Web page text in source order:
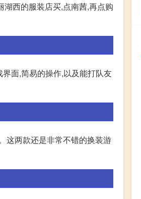
西的服装店买,点南茜,再点购
面,简易的操作,以及能打队友
这两款还是非常不错的换装游